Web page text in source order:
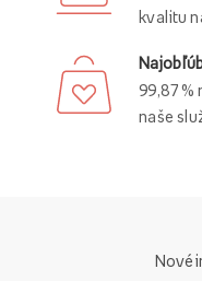
kvalitu
99,87
naše
Nové